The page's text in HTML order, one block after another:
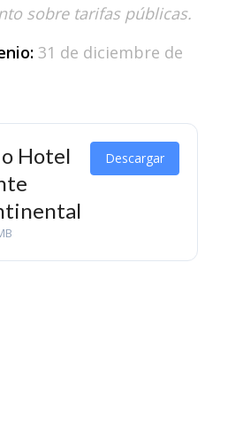
sobre tarifas públicas.
31 de diciembre de
Hotel
Descargar